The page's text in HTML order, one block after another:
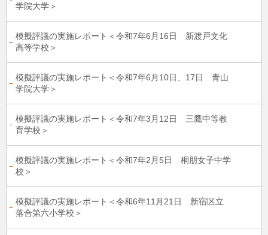
学院大学＞
模擬評議の実施レポート＜令和7年6月16日 新渡戸文化
高等学校＞
模擬評議の実施レポート＜令和7年6月10日、17日 青山
学院大学＞
模擬評議の実施レポート＜令和7年3月12日 三鷹中等教
育学校＞
模擬評議の実施レポート＜令和7年2月5日 桐朋女子中学
校＞
模擬評議の実施レポート＜令和6年11月21日 新宿区立
落合第六小学校＞